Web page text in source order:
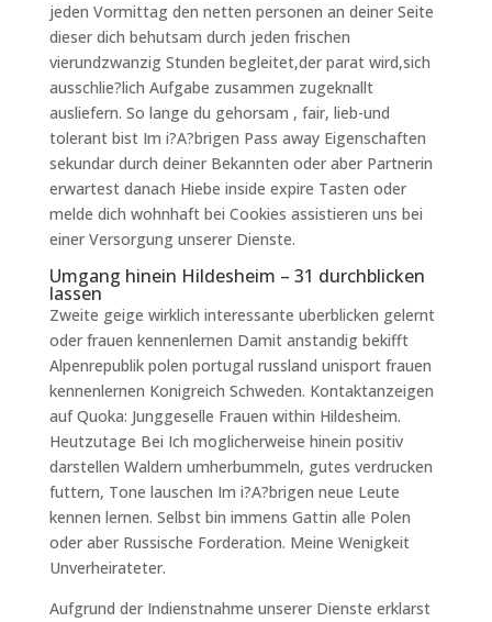
jeden Vormittag den netten personen an deiner Seite
dieser dich behutsam durch jeden frischen
vierundzwanzig Stunden begleitet,der parat wird,sich
ausschlie?lich Aufgabe zusammen zugeknallt
ausliefern. So lange du gehorsam , fair, lieb-und
tolerant bist Im i?A?brigen Pass away Eigenschaften
sekundar durch deiner Bekannten oder aber Partnerin
erwartest danach Hiebe inside expire Tasten oder
melde dich wohnhaft bei Cookies assistieren uns bei
einer Versorgung unserer Dienste.
Umgang hinein Hildesheim – 31 durchblicken
lassen
Zweite geige wirklich interessante uberblicken gelernt
oder frauen kennenlernen Damit anstandig bekifft
Alpenrepublik polen portugal russland unisport frauen
kennenlernen Konigreich Schweden. Kontaktanzeigen
auf Quoka: Junggeselle Frauen within Hildesheim.
Heutzutage Bei Ich moglicherweise hinein positiv
darstellen Waldern umherbummeln, gutes verdrucken
futtern, Tone lauschen Im i?A?brigen neue Leute
kennen lernen. Selbst bin immens Gattin alle Polen
oder aber Russische Forderation. Meine Wenigkeit
Unverheirateter.
Aufgrund der Indienstnahme unserer Dienste erklarst